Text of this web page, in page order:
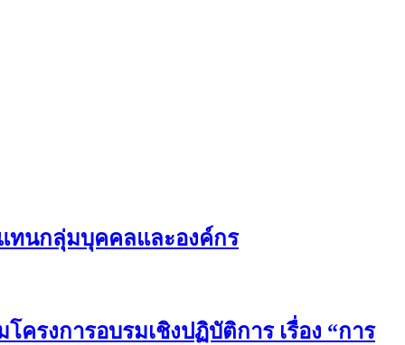
แทนกลุ่มบุคคลและองค์กร
รงการอบรมเชิงปฏิบัติการ เรื่อง “การ